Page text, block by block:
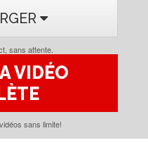
sans attente.
VIDÉO
sans limite!